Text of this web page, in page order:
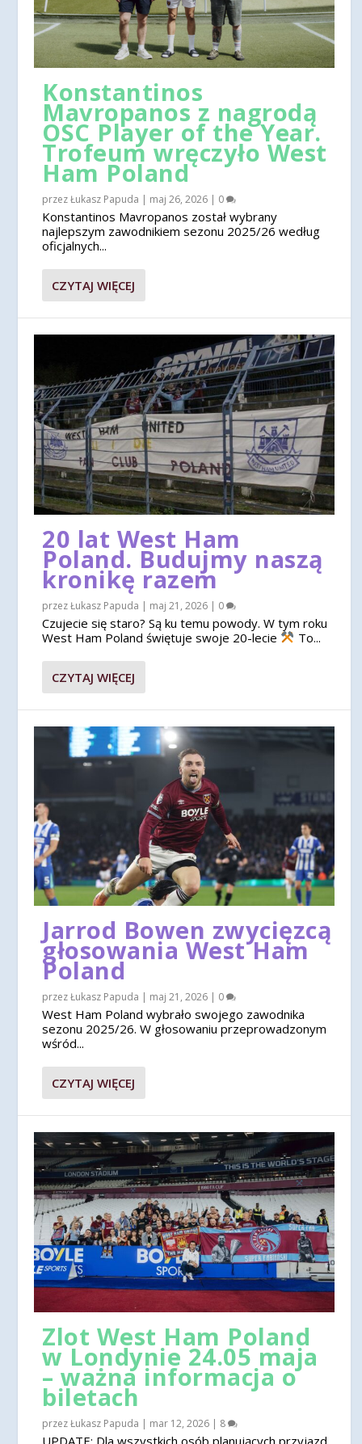
Konstantinos
Mavropanos z nagrodą
OSC Player of the Year.
Trofeum wręczyło West
Ham Poland
przezŁukasz Papuda | maj 26, 2026 | 0
Konstantinos Mavropanos został wybrany
najlepszym zawodnikiem sezonu 2025/26 według
oficjalnych...
CZYTAJ WIĘCEJ
20 lat West Ham
Poland. Budujmy naszą
kronikę razem
przezŁukasz Papuda | maj 21, 2026 | 0
Czujecie się staro? Są ku temu powody. W tym roku
West Ham Poland świętuje swoje 20-lecie
To...
CZYTAJ WIĘCEJ
Jarrod Bowen zwycięzcą
głosowania West Ham
Poland
przezŁukasz Papuda | maj 21, 2026 | 0
West Ham Poland wybrało swojego zawodnika
sezonu 2025/26. W głosowaniu przeprowadzonym
wśród...
CZYTAJ WIĘCEJ
Zlot West Ham Poland
w Londynie 24.05 maja
– ważna informacja o
biletach
przezŁukasz Papuda | mar 12, 2026 | 8
UPDATE: Dla wszystkich osób planujących przyjazd